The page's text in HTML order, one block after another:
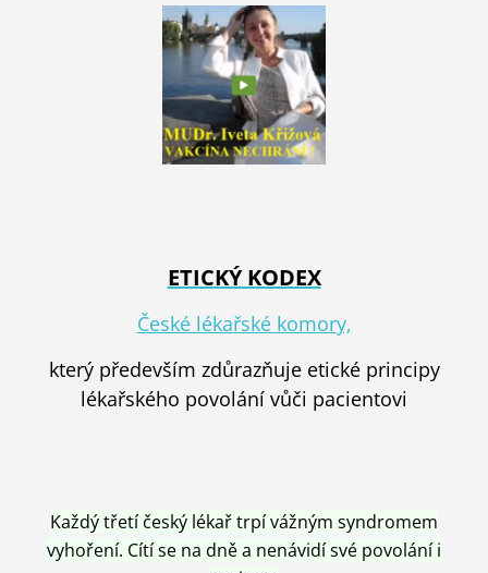
ETICKÝ KODEX
České lékařské komory,
který především zdůrazňuje etické principy
lékařského povolání vůči pacientovi
Každý třetí český lékař trpí vážným syndromem
vyhoření. Cítí se na dně a nenávidí své povolání i